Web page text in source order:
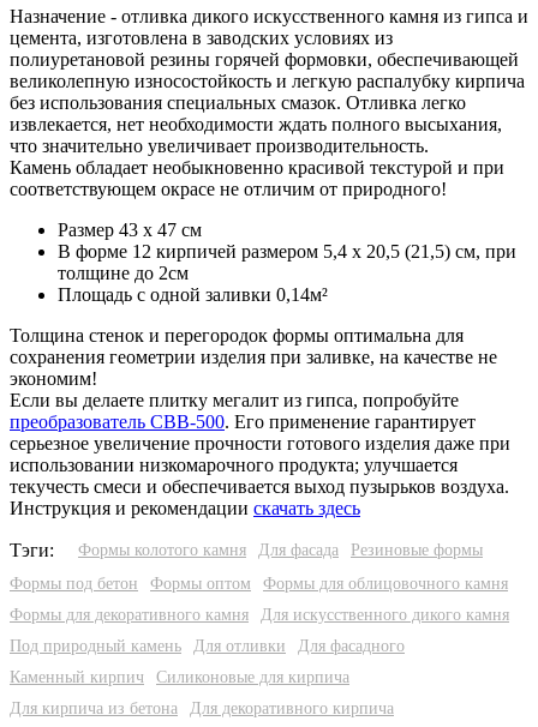
Назначение - отливка дикого искусственного камня из гипса и
цемента, изготовлена в заводских условиях из
полиуретановой резины горячей формовки, обеспечивающей
великолепную износостойкость и легкую распалубку кирпича
без использования специальных смазок. Отливка легко
извлекается, нет необходимости ждать полного высыхания,
что значительно увеличивает производительность.
Камень обладает необыкновенно красивой текстурой и при
соответствующем окрасе не отличим от природного!
Размер 43 х 47 см
В форме 12 кирпичей размером 5,4 х 20,5 (21,5) см, при
толщине до 2см
Площадь с одной заливки 0,14м²
Толщина стенок и перегородок формы оптимальна для
сохранения геометрии изделия при заливке, на качестве не
экономим!
Если вы делаете плитку мегалит из гипса, попробуйте
преобразователь СВВ-500. Его применение гарантирует
серьезное увеличение прочности готового изделия даже при
использовании низкомарочного продукта; улучшается
текучесть смеси и обеспечивается выход пузырьков воздуха.
Инструкция и рекомендации скачать здесь
Тэги: Формы колотого камня Для фасада
Резиновые формы
Формы под бетон
Формы оптом
Формы для облицовочного камня
Формы для декоративного камня
Для искусственного дикого камня
Под природный камень
Для отливки
Для фасадного
Каменный кирпич
Силиконовые для кирпича
Для кирпича из бетона
Для декоративного кирпича